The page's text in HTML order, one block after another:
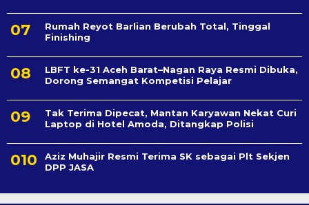
Rumah Reyot Barlian Berubah Total, Tinggal
Finishing
LBFT ke-31 Aceh Barat–Nagan Raya Resmi Dibuka,
Dorong Semangat Kompetisi Pelajar
Tak Terima Dipecat, Mantan Karyawan Nekat Curi
Laptop di Hotel Amoda, Ditangkap Polisi
Aziz Muhajir Resmi Terima SK sebagai Plt Sekjen
DPP JASA